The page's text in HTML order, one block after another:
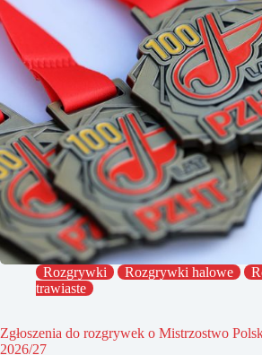
Rozgrywki Rozgrywki halowe
trawiaste
Zgłoszenia do rozgrywek o Mistrzostwo
2026/27